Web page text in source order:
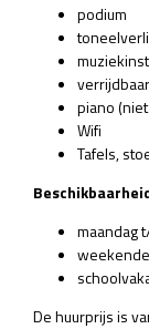
podium
piano
Wifi
Tafels,
maandag
De huurprijs is